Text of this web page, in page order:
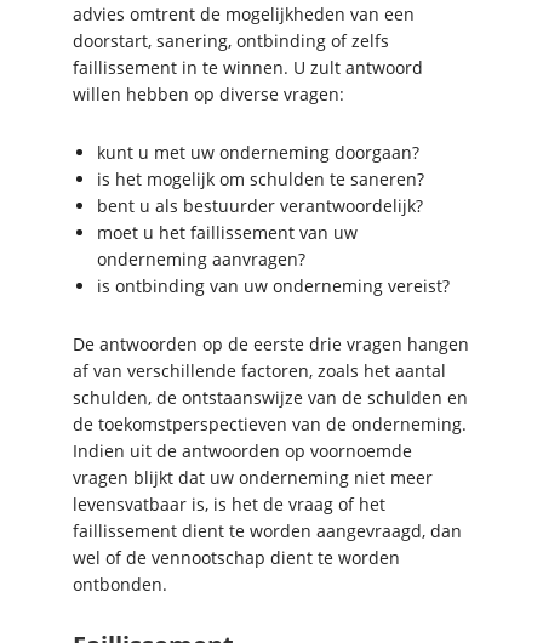
advies omtrent de mogelijkheden van een
doorstart, sanering, ontbinding of zelfs
faillissement in te winnen. U zult antwoord
willen hebben op diverse vragen:
kunt u met uw onderneming doorgaan?
is het mogelijk om schulden te saneren?
bent u als bestuurder verantwoordelijk?
moet u het faillissement van uw
onderneming aanvragen?
is ontbinding van uw onderneming vereist?
De antwoorden op de eerste drie vragen hangen
af van verschillende factoren, zoals het aantal
schulden, de ontstaanswijze van de schulden en
de toekomstperspectieven van de onderneming.
Indien uit de antwoorden op voornoemde
vragen blijkt dat uw onderneming niet meer
levensvatbaar is, is het de vraag of het
faillissement dient te worden aangevraagd, dan
wel of de vennootschap dient te worden
ontbonden.